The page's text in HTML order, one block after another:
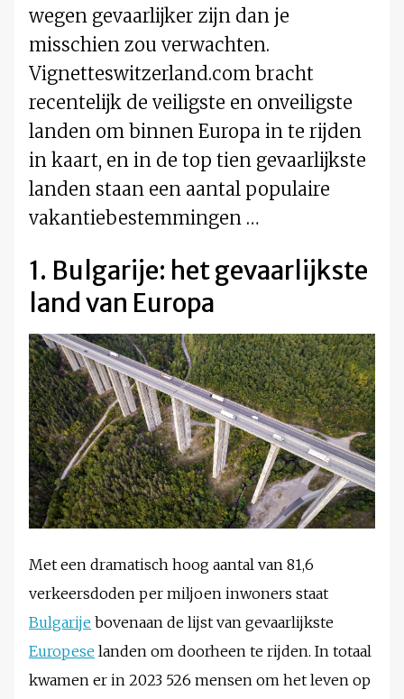
wegen gevaarlijker zijn dan je
misschien zou verwachten.
Vignetteswitzerland.com bracht
recentelijk de veiligste en onveiligste
landen om binnen Europa in te rijden
in kaart, en in de top tien gevaarlijkste
landen staan een aantal populaire
vakantiebestemmingen …
1. Bulgarije: het gevaarlijkste
land van Europa
Met een dramatisch hoog aantal van 81,6
verkeersdoden per miljoen inwoners staat
Bulgarije bovenaan de lijst van gevaarlijkste
Europese landen om doorheen te rijden. In totaal
kwamen er in 2023 526 mensen om het leven op